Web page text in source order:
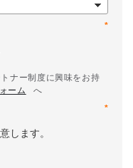
*
ナー制度に興味をお持
ーム
へ
*
します。